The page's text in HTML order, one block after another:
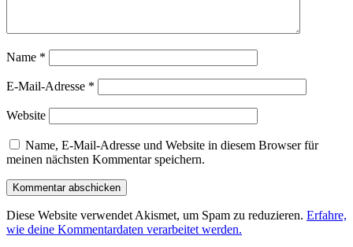
Name *
E-Mail-Adresse *
Website
Name, E-Mail-Adresse und Website in diesem Browser für
meinen nächsten Kommentar speichern.
Diese Website verwendet Akismet, um Spam zu reduzieren. Erfahre,
wie deine Kommentardaten verarbeitet werden.